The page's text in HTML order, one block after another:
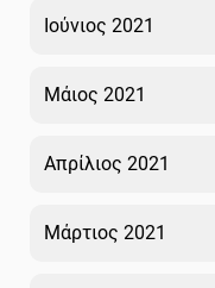
Ιούνιος 2021
Μάιος 2021
Απρίλιος 2021
Μάρτιος 2021